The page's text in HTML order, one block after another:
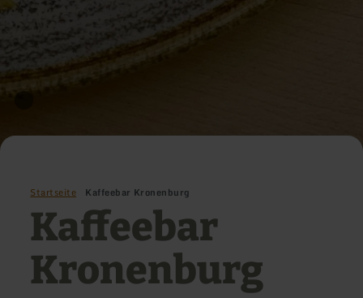
Startseite Kaffeebar Kronenburg
Kaffeebar
Kronenburg